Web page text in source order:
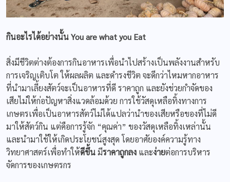
กินอะไรได้อย่างนั้นYou are what you Eat
สิ่งมีชีวิตต่างต้องการกินอาหารเพื่อนำไปสร้างเป็นพลังงานสำหรับ
การเจริญเติบโต ให้ผลผลิต และดำรงชีวิต จะดีกว่าไหมหากอาหาร
ที่นำมาเลี้ยงสัตว์จะเป็นอาหารที่ดี ราคาถูก และยังช่วยกำจัดของ
เสียไม่ให้ก่อปัญหาสิ่งแวดล้อมด้วย การใช้วัสดุเหลือทิ้งทางการ
เกษตรเพื่อเป็นอาหารสัตว์ไม่ได้แปลว่านำของเสียหรือของที่ไม่ดี
มาให้สัตว์กิน แต่คือการรู้จัก “คุณค่า” ของวัสดุเหลือทิ้งเหล่านั้น
และนำมาใช้ให้เกิดประโยชน์สูงสุด โดยอาศัยองค์ความรู้ทาง
วิทยาศาสตร์เพื่อทำให้ดีขึ้นมีราคาถูกลง และง่ายต่อการบริหาร
จัดการของเกษตรกร